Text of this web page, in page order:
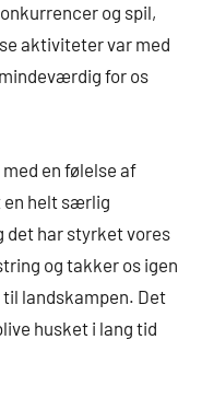
og spil,
aktiviteter var med
for os
en følelse af
en helt særlig
det har styrket vores
og takker os igen
til landskampen. Det
husket i lang tid